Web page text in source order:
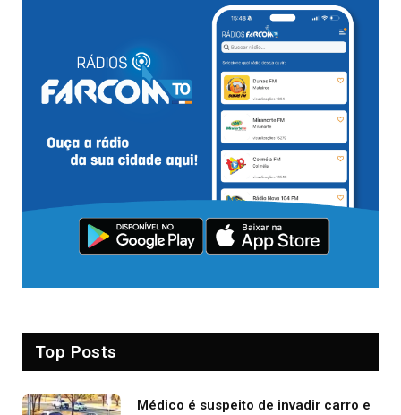
Top Posts
Médico é suspeito de invadir carro e